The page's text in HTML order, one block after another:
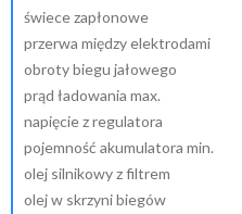
świece zapłonowe
przerwa między elektrodami
obroty biegu jałowego
prąd ładowania max.
napięcie z regulatora
pojemność akumulatora min.
olej silnikowy z filtrem
olej w skrzyni biegów